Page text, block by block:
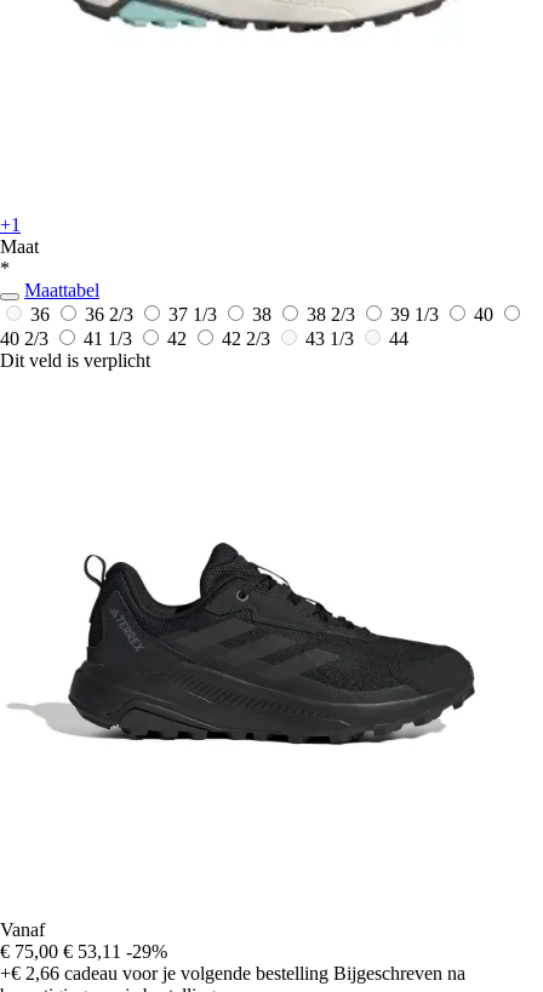
+1
Maat
*
Maattabel
36
36 2/3 37 1/3 38 38 2/3 39 1/3
40
40 2/3
41 1/3 42 42 2/3 43 1/3
44
Dit veld is verplicht
Vanaf
€ 75,00 € 53,11 -29%
+€ 2,66 cadeau voor je volgende bestelling Bijgeschreven na